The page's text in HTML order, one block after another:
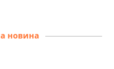
новина